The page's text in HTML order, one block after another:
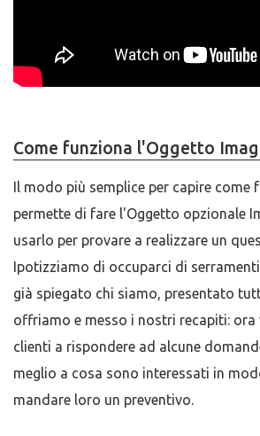
Come funziona l'Oggetto
Il modo più semplice per capire come
permette di fare l'Oggetto opzionale
usarlo per provare a realizzare un
Ipotizziamo di occuparci di
già spiegato chi siamo, presentato
offriamo e messo i nostri recapiti:
clienti a rispondere ad alcune
meglio a cosa sono interessati in
mandare loro un preventivo.